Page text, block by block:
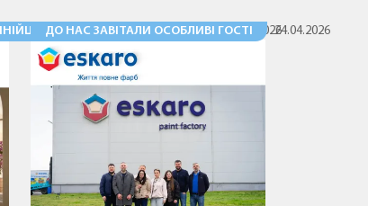
ДЕКОРАТИВНИХ ПОКРИТТІВ 30.04.2026
ДО НАС ЗАВІТАЛИ ОСОБЛИВІ ГОСТІ 24.04.2026